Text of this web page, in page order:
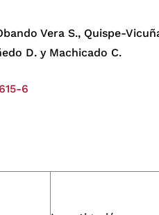
Vera S., Quispe-
D. y Machicado C.
6